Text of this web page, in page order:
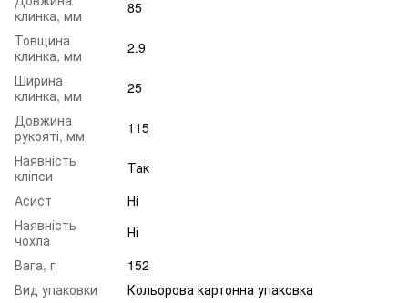
клинка, мм
85
Товщина
клинка, мм
2.9
Ширина
клинка, мм
25
Довжина
рукояті, мм
115
Наявність
кліпси
Так
Асист
Ні
Наявність
чохла
Ні
Вага, г
152
Вид упаковки
Кольорова картонна упаковка